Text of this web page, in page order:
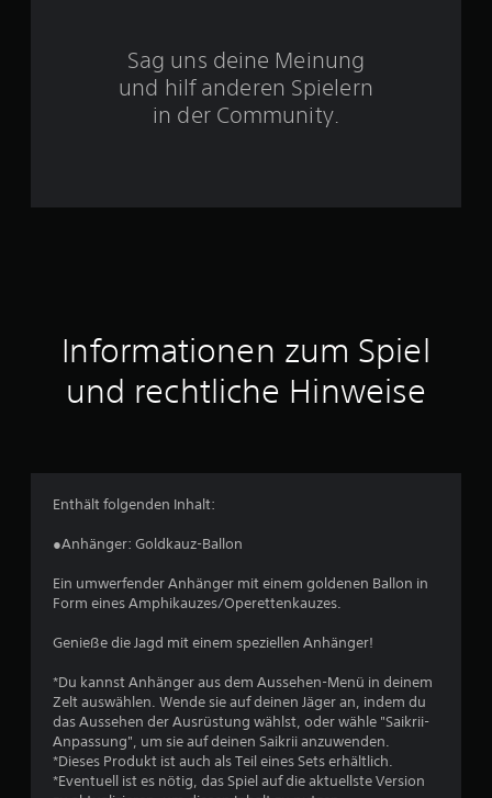
u
s
7
e
r
Sag uns deine Meinung
und hilf anderen Spielern
in der Community.
Informationen zum Spiel
und rechtliche Hinweise
Enthält folgenden Inhalt:
●Anhänger: Goldkauz-Ballon
Ein umwerfender Anhänger mit einem goldenen Ballon in
Form eines Amphikauzes/Operettenkauzes.
Genieße die Jagd mit einem speziellen Anhänger!
*Du kannst Anhänger aus dem Aussehen-Menü in deinem
Zelt auswählen. Wende sie auf deinen Jäger an, indem du
das Aussehen der Ausrüstung wählst, oder wähle "Saikrii-
Anpassung", um sie auf deinen Saikrii anzuwenden.
*Dieses Produkt ist auch als Teil eines Sets erhältlich.
*Eventuell ist es nötig, das Spiel auf die aktuellste Version